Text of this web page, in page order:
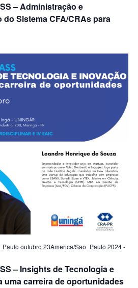
– Administração e
Sistema CFA/CRAs para
– Insights de Tecnologia e
uma carreira de oportunidades
outubro 23America/Sao_Paulo 2024 -